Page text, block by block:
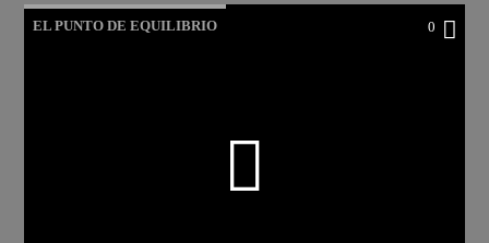
EL PUNTO DE EQUILIBRIO 0